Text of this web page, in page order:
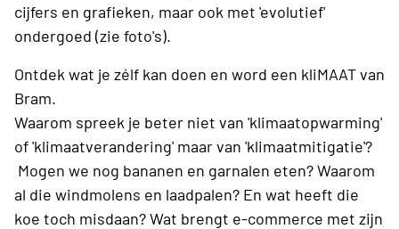
cijfers en grafieken, maar ook met 'evolutief'
ondergoed (zie foto's).
Ontdek wat je zélf kan doen en word een kliMAAT van
Bram.
Waarom spreek je beter niet van 'klimaatopwarming'
of 'klimaatverandering' maar van 'klimaatmitigatie'?
Mogen we nog bananen en garnalen eten? Waarom
al die windmolens en laadpalen? En wat heeft die
koe toch misdaan? Wat brengt e-commerce met zijn